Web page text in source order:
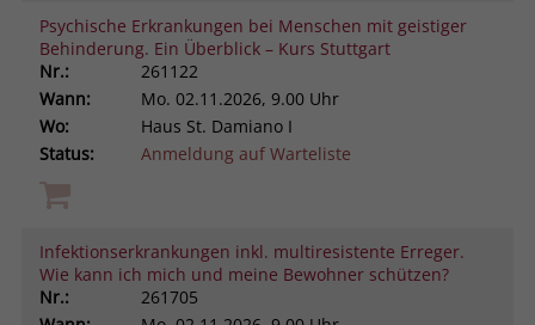
Psychische Erkrankungen bei Menschen mit geistiger
Behinderung. Ein Überblick – Kurs Stuttgart
Nr.:
261122
Wann:
Mo. 02.11.2026, 9.00 Uhr
Wo:
Haus St. Damiano I
Status:
Anmeldung auf Warteliste
Infektionserkrankungen inkl. multiresistente Erreger.
Wie kann ich mich und meine Bewohner schützen?
Nr.:
261705